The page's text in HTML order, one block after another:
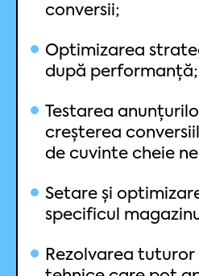
conversii;
Optimizarea
după performanță;
Testarea
creșterea
de cuvinte cheie
Setare și
specificul
Rezolvarea